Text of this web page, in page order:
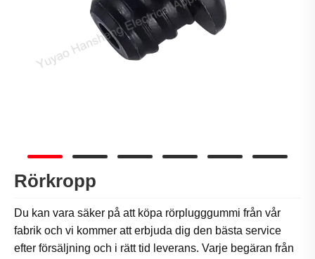
Rörkropp
Du kan vara säker på att köpa rörplugggummi från vår
fabrik och vi kommer att erbjuda dig den bästa service
efter försäljning och i rätt tid leverans. Varje begäran från